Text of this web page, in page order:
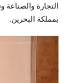
التجارة والصناعة
بمملكة البحرين.